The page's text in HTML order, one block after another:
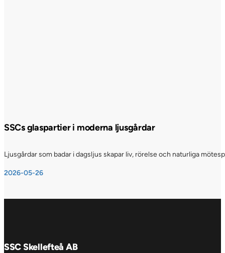
SSCs glaspartier i moderna ljusgårdar
Ljusgårdar som badar i dagsljus skapar liv, rörelse och naturliga
2026-05-26
SSC Skellefteå AB